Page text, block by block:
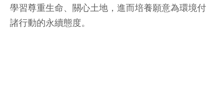
學習尊重生命、關心土地，進而培養願意為環境付
諸行動的永續態度。